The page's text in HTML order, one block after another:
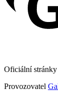
Oficiální
Provozovatel